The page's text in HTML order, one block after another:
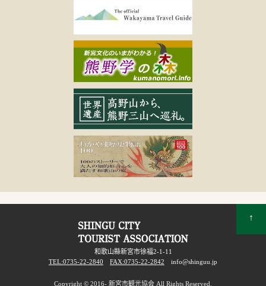
↑
和歌山縣新宮市徐福2-1-11
TEL:0735-22-2840
FAX:0735-22-2842 info@shinguu.jp
Copyright © 2016- 新宮市観光協会 All Rights Reserved.